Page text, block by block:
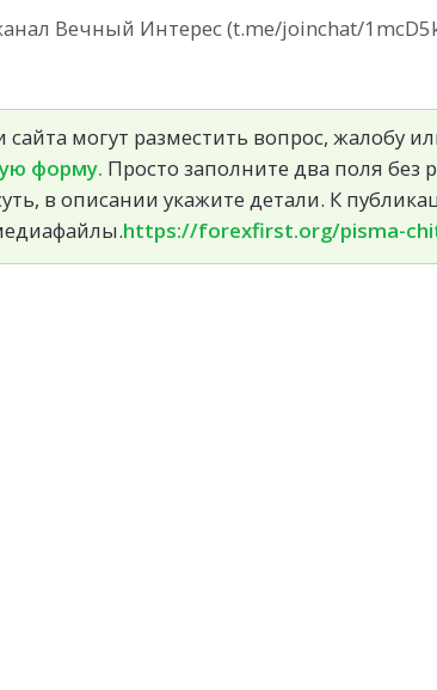
Вечный Интерес (t.me/joinchat/
сайта могут разместить вопрос, жалобу
форму. Просто заполните два поля без
в описании укажите детали. К
https://forexfirst.org/pisma-